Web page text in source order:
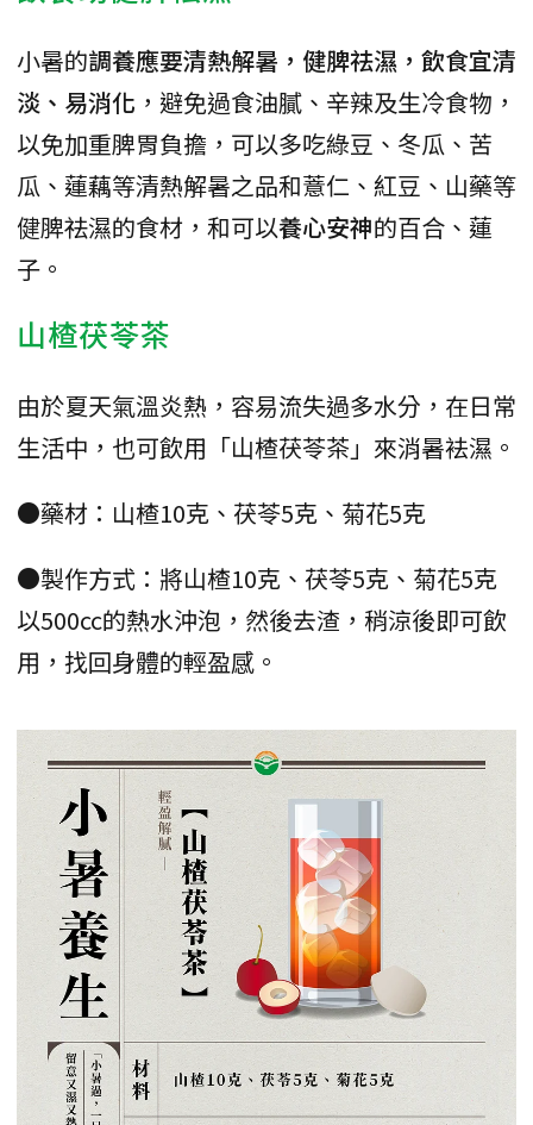
小暑的調養應要清熱解暑，健脾祛濕，飲食宜清
淡、易消化 ，避免過食油膩、辛辣及生冷食物，
以免加重脾胃負擔，可以多吃綠豆、冬瓜、苦
瓜、蓮藕等清熱解暑之品和薏仁、紅豆、山藥等
健脾祛濕的食材，和可以養心安神的百合、蓮
子。
山楂茯苓茶
由於夏天氣溫炎熱，容易流失過多水分，在日常
生活中，也可飲用「山楂茯苓茶」來消暑袪濕。
●藥材：山楂10克、茯苓5克、菊花5克
●製作方式：將山楂10克、茯苓5克、菊花5克
以500cc的熱水沖泡，然後去渣，稍涼後即可飲
用，找回身體的輕盈感。